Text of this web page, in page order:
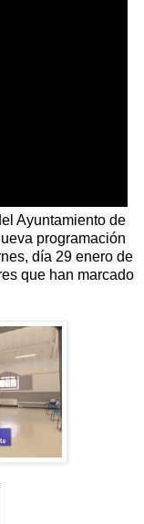
Ayuntamiento de
programación
día 29 enero de
que han marcado